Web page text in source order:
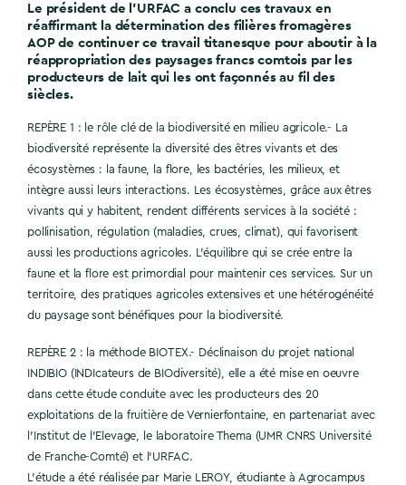
Le président de l’URFAC a conclu ces travaux en
réaffirmant la détermination des filières fromagères
AOP de continuer ce travail titanesque pour aboutir à la
réappropriation des paysages francs comtois par les
producteurs de lait qui les ont façonnés au fil des
siècles.
REPÈRE 1 : le rôle clé de la biodiversité en milieu agricole.- La
biodiversité représente la diversité des êtres vivants et des
écosystèmes : la faune, la flore, les bactéries, les milieux, et
intègre aussi leurs interactions. Les écosystèmes, grâce aux êtres
vivants qui y habitent, rendent différents services à la société :
pollinisation, régulation (maladies, crues, climat), qui favorisent
aussi les productions agricoles. L’équilibre qui se crée entre la
faune et la flore est primordial pour maintenir ces services. Sur un
territoire, des pratiques agricoles extensives et une hétérogénéité
du paysage sont bénéfiques pour la biodiversité.
REPÈRE 2 : la méthode BIOTEX.- Déclinaison du projet national
INDIBIO (INDIcateurs de BIOdiversité), elle a été mise en oeuvre
dans cette étude conduite avec les producteurs des 20
exploitations de la fruitière de Vernierfontaine, en partenariat avec
l’Institut de l’Elevage, le laboratoire Thema (UMR CNRS Université
de Franche-Comté) et l’URFAC.
L’étude a été réalisée par Marie LEROY, étudiante à Agrocampus